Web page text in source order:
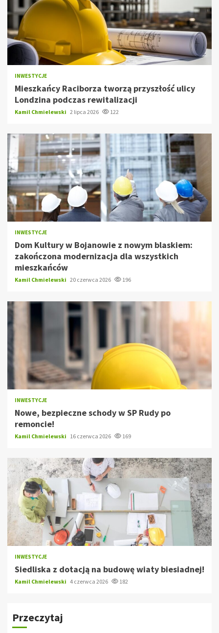
INWESTYCJE
Mieszkańcy Raciborza tworzą przyszłość ulicy
Londzina podczas rewitalizacji
Kamil Chmielewski 2 lipca 2026 122
INWESTYCJE
Dom Kultury w Bojanowie z nowym blaskiem:
zakończona modernizacja dla wszystkich
mieszkańców
Kamil Chmielewski 20 czerwca 2026 196
INWESTYCJE
Nowe, bezpieczne schody w SP Rudy po
remoncie!
Kamil Chmielewski 16 czerwca 2026 169
INWESTYCJE
Siedliska z dotacją na budowę wiaty biesiadnej!
Kamil Chmielewski 4 czerwca 2026 182
Przeczytaj